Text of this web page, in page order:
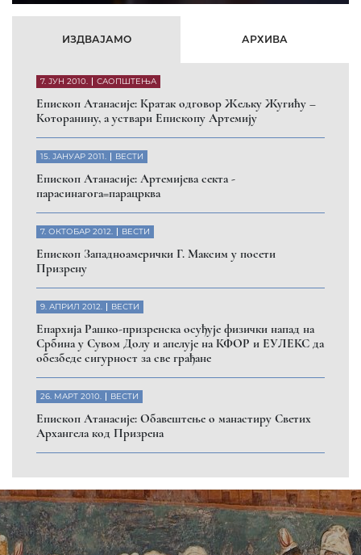
ИЗДВАЈАМО АРХИВА
7. ЈУН 2010. САОПШТЕЊА
Eпископ Атанасије: Кратак одговор Жељку Жугићу –
Которанину, а уствари Епископу Артемију
15. ЈАНУАР 2011. ВЕСТИ
Eпископ Атанасије: Артемијева секта -
парасинагога=парацрква
7. ОКТОБАР 2012. ВЕСТИ
Eпископ Западноамерички Г. Максим у посети
Призрену
9. АПРИЛ 2012. ВЕСТИ
Eпархија Рашко-призренска осуђује физички напад на
Србина у Сувом Долу и апелује на КФОР и ЕУЛЕКС да
обезбеде сигурност за све грађане
26. МАРТ 2010. ВЕСТИ
Eпископ Атанасије: Обавештење о манастиру Светих
Архангела код Призрена